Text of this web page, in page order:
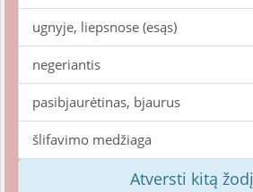
ugnyje, liepsnose (esąs)
negeriantis
pasibjaurėtinas, bjaurus
šlifavimo medžiaga
Atversti kitą žodį